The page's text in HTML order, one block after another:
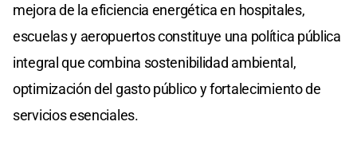
mejora de la eficiencia energética en hospitales,
escuelas y aeropuertos constituye una política pública
integral que combina sostenibilidad ambiental,
optimización del gasto público y fortalecimiento de
servicios esenciales.